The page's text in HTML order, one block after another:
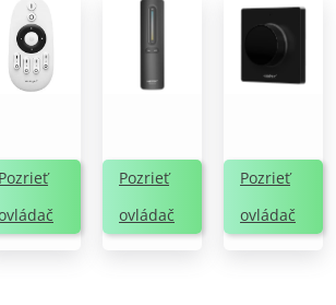
Pozrieť
Pozrieť
ovládač
Pozrieť
ovládač